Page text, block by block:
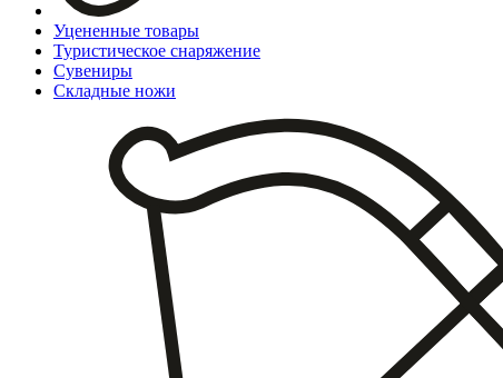
Уцененные товары
Туристическое снаряжение
Сувениры
Складные ножи